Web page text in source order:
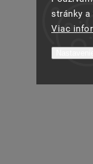
stránky
Viac